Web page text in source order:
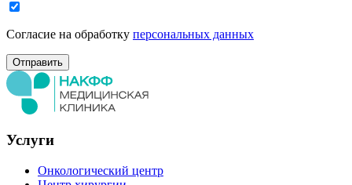
Согласие на обработку персональных данных
Услуги
Онкологический центр